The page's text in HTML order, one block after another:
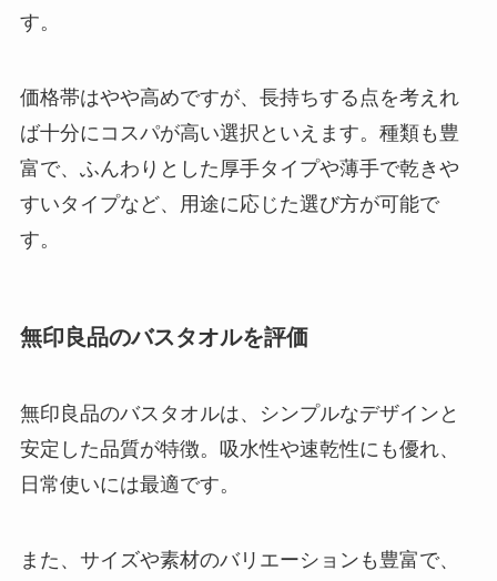
す。
価格帯はやや高めですが、長持ちする点を考えれ
ば十分にコスパが高い選択といえます。種類も豊
富で、ふんわりとした厚手タイプや薄手で乾きや
すいタイプなど、用途に応じた選び方が可能で
す。
無印良品のバスタオルを評価
無印良品のバスタオルは、シンプルなデザインと
安定した品質が特徴。吸水性や速乾性にも優れ、
日常使いには最適です。
また、サイズや素材のバリエーションも豊富で、